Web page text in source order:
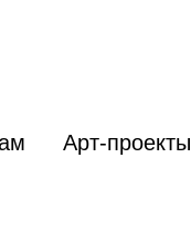
Арт-проекты